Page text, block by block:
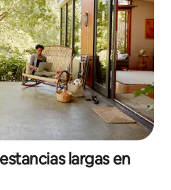
largas en